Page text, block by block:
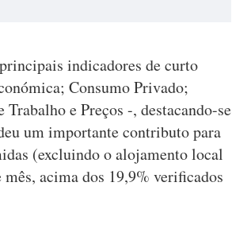
indicadores de curto
Consumo Privado;
e Preços -, destacando-se
um importante contributo para
(excluindo o alojamento local
acima dos 19,9% verificados